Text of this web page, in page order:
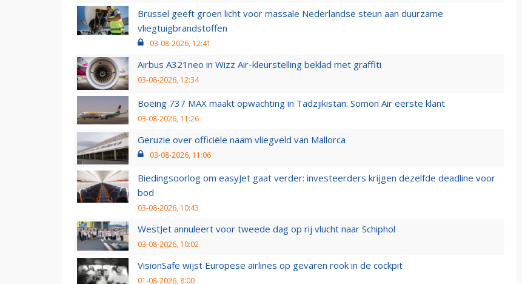
Brussel geeft groen licht voor massale Nederlandse steun aan duurzame
vliegtuigbrandstoffen
03-08-2026, 12:41
Airbus A321neo in Wizz Air-kleurstelling beklad met graffiti
03-08-2026, 12:34
Boeing 737 MAX maakt opwachting in Tadzjikistan: Somon Air eerste klant
03-08-2026, 11:26
Geruzie over officiële naam vliegveld van Mallorca
03-08-2026, 11:06
Biedingsoorlog om easyJet gaat verder: investeerders krijgen dezelfde deadline voor
bod
03-08-2026, 10:43
WestJet annuleert voor tweede dag op rij vlucht naar Schiphol
03-08-2026, 10:02
VisionSafe wijst Europese airlines op gevaren rook in de cockpit
01-08-2026, 8:00